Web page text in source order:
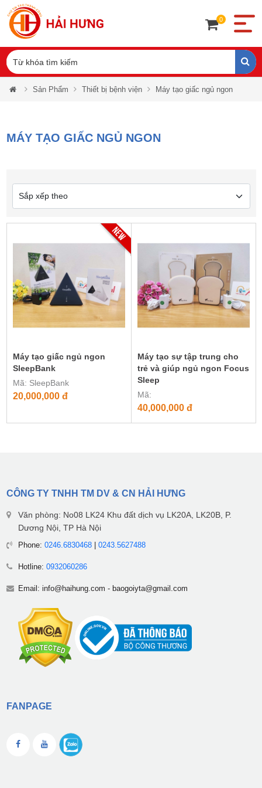
0
Sản Phẩm Thiết bị bệnh viện Máy tạo giấc ngủ ngon
MÁY TẠO GIẤC NGỦ NGON
Máy tạo giấc ngủ ngon
SleepBank
Mã: SleepBank
20,000,000đ
Máy tạo sự tập trung cho
trẻ và giúp ngủ ngon Focus
Sleep
Mã:
40,000,000đ
CÔNG TY TNHH TM DV & CN HẢI HƯNG
Văn phòng: No08 LK24 Khu đất dịch vụ LK20A, LK20B, P.
Dương Nội, TP Hà Nội
Phone: 0246.6830468| 0243.5627488
Hotline: 0932060286
Email: info@haihung.com - baogoiyta@gmail.com
FANPAGE